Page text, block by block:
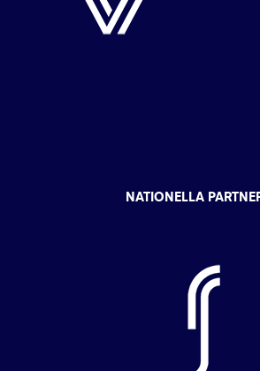
NATIONELLA